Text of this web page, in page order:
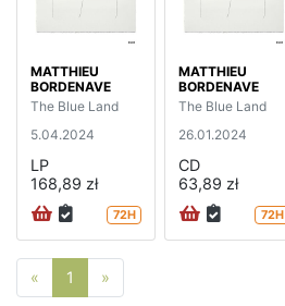
MATTHIEU
BORDENAVE
The Blue Land
5.04.2024
LP
168,89 zł
72H
MATTHIEU
BORDENAVE
The Blue Land
26.01.2024
CD
63,89 zł
72H
« Poprzednia strona
1 »